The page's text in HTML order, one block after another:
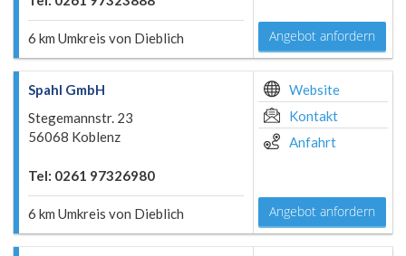
6 km Umkreis von Dieblich Angebot anfordern
Spahl GmbH
Stegemannstr. 23
56068 Koblenz
Tel: 0261 97326980
6 km Umkreis von Dieblich
Website
Kontakt
Anfahrt
Angebot anfordern